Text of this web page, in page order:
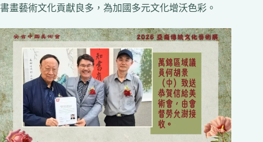
書畫藝術文化貢獻良多，為加國多元文化增沃色彩。